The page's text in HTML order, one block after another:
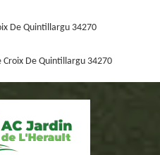
De Quintillargu 34270
De Quintillargu 34270